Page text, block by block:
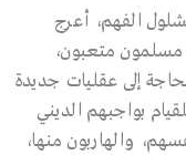
الفهم، أعرج
مسلمون متعبون،
إلى عقليات جديدة
بواجبهم الديني
والهاربون منها،